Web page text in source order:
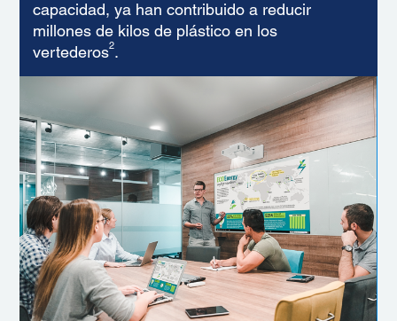
capacidad, ya han contribuido a reducir
millones de kilos de plástico en los
vertederos2.